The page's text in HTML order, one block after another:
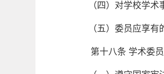
（四）对学校学
（五）委员应享有
第十八条 学术委